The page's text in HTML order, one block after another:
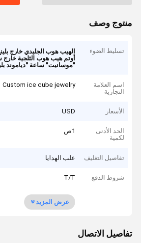
منتوج وصف
تسليط الضوء الهيب هوب الجليدي خارج
أوتم هيب هوب الثلجية خارج
"موسانيت" ساعة "دياموند
اسم العلامة
التجارية
Custom ice cube jewelry
الأسعار USD
الحد الأدنى
لكمية
1ص
تفاصيل التغليف علب الهدايا
شروط الدفع T/T
عرض المزيد
تفاصيل الاتصال